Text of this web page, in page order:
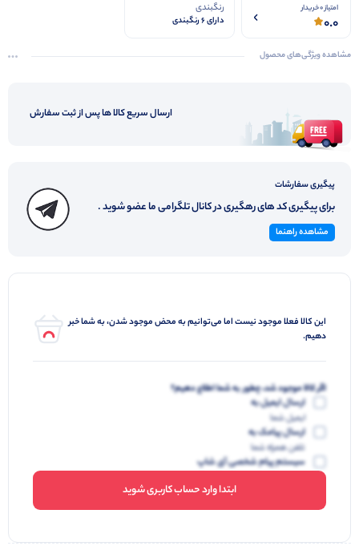
امتیاز 0 خریدار
0.0
رنگبندی
دارای 6 رنگبندی
مشاهده ویژگی‌های محصول
ارسال سریع کالا ها پس از ثبت سفارش
پیگیری سفارشات
برای پیگیری کد های رهگیری در کانال تلگرامی ما عضو شوید .
مشاهده راهنما
این کالا فعلا موجود نیست اما می‌توانیم به محض موجود شدن، به شما خبر
دهیم.
اگر کالا موجود شد، چطور به شما اطلاع دهیم؟
ارسال ایمیل به
ایمیل شما
ارسال پیامک به
تلفن همراه شما
سیستم پیام شخصی آی شاپ
ابتدا وارد حساب کاربری شوید